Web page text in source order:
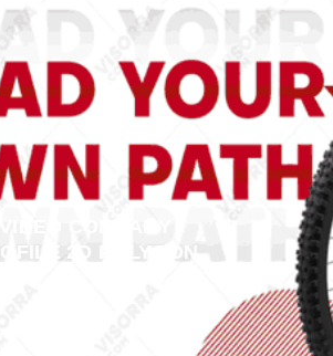
2D POLYGON